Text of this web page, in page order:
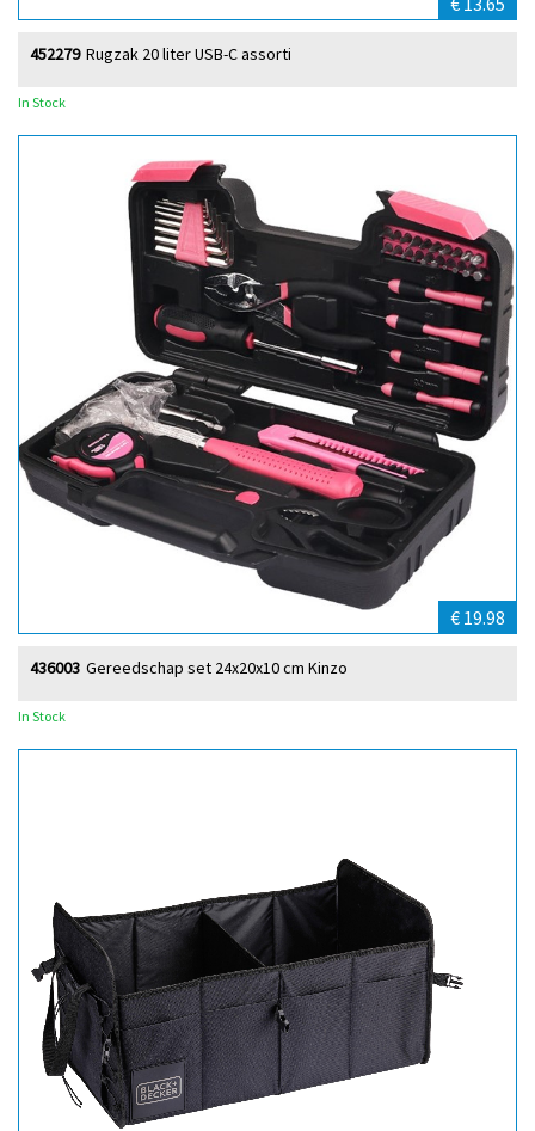
Rugzak 20 liter USB-C assorti
452279
In Stock
€ 19.98
Gereedschap set 24x20x10 cm Kinzo
436003
In Stock